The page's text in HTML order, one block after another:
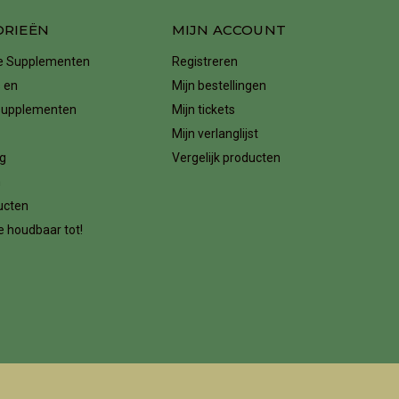
Supplementen
en
houdbaar tot!
MIJN ACCOUNT
Registreren
Mijn bestellingen
Mijn tickets
Mijn verlanglijst
Vergelijk producten